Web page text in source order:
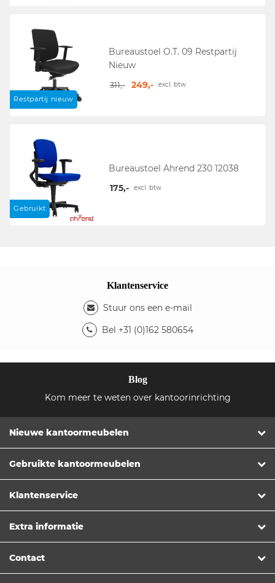
Restpartij nieuw
Bureaustoel O.T. 09 Restpartij
Nieuw
311,- 249,- excl. btw
Gebruikt
Bureaustoel Ahrend 230 12038
175,-
excl. btw
Klantenservice
Stuur ons een e-mail
Bel +31 (0)162 580654
Blog
Kom meer te weten over kantoorinrichting
Nieuwe kantoormeubelen
Gebruikte kantoormeubelen
Klantenservice
Extra informatie
Contact